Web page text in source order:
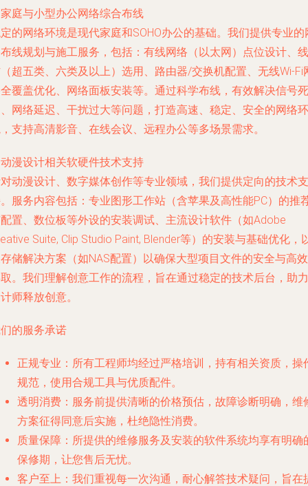
家庭与小型办公网络综合布线
的网络环境是现代家庭和SOHO办公的基础。我们提供专业的
线规划与施工服务，包括：有线网络（以太网）点位设计、线
超五类、六类及以上）选用、路由器/交换机配置、无线Wi-Fi
覆盖优化、网络面板安装等。通过科学布线，有效解决信号死
网络延迟、干扰过大等问题，打造高速、稳定、安全的网络环
支持高清影音、在线会议、远程办公等多场景需求。
动漫设计相关软硬件技术支持
动漫设计、数字媒体创作等专业领域，我们提供定向的技术支
服务内容包括：专业图形工作站（含苹果及高性能PC）的推
置、数位板等外设的安装调试、主流设计软件（如Adobe
Suite, Clip Studio Paint, Blender等）的安装与基础优化，
储解决方案（如NAS配置）以确保大型项目文件的安全与高效
。我们理解创意工作的流程，旨在通过稳定的技术后台，助力
师释放创意。
的服务承诺
正规专业 ：所有工程师均经过严格培训，持有相关资质，操
规范，使用合规工具与优质配件。
透明消费 ：服务前提供清晰的价格预估，故障诊断明确，维
方案征得同意后实施，杜绝隐性消费。
质量保障 ：所提供的维修服务及安装的软件系统均享有明确
保修期，让您售后无忧。
客户至上 ：我们重视每一次沟通，耐心解答技术疑问，旨在